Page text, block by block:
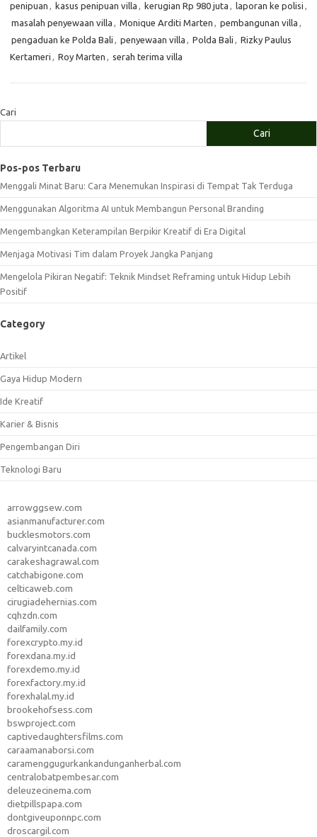
penipuan , kasus penipuan villa , kerugian Rp 980 juta , laporan ke polisi ,
masalah penyewaan villa , Monique Arditi Marten , pembangunan villa ,
pengaduan ke Polda Bali , penyewaan villa , Polda Bali , Rizky Paulus
Kertameri , Roy Marten , serah terima villa
Cari
Cari
Pos-pos Terbaru
Menggali Minat Baru: Cara Menemukan Inspirasi di Tempat Tak Terduga
Menggunakan Algoritma AI untuk Membangun Personal Branding
Mengembangkan Keterampilan Berpikir Kreatif di Era Digital
Menjaga Motivasi Tim dalam Proyek Jangka Panjang
Mengelola Pikiran Negatif: Teknik Mindset Reframing untuk Hidup Lebih
Positif
Category
Artikel
Gaya Hidup Modern
Ide Kreatif
Karier & Bisnis
Pengembangan Diri
Teknologi Baru
arrowggsew.com
asianmanufacturer.com
bucklesmotors.com
calvaryintcanada.com
carakeshagrawal.com
catchabigone.com
celticaweb.com
cirugiadehernias.com
cqhzdn.com
dailfamily.com
forexcrypto.my.id
forexdana.my.id
forexdemo.my.id
forexfactory.my.id
forexhalal.my.id
brookehofsess.com
bswproject.com
captivedaughtersfilms.com
caraamanaborsi.com
caramenggugurkankandunganherbal.com
centralobatpembesar.com
deleuzecinema.com
dietpillspapa.com
dontgiveuponnpc.com
droscargil.com